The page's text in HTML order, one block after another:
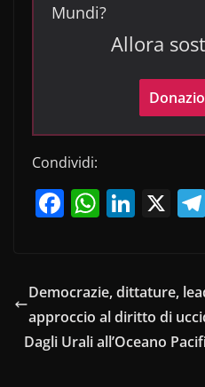
Mundi?
Allora
Condividi:
F
e
b
o
W
s
A
p
Li
e
dI
n
X
Democrazie, dittature,
approccio al diritto di
Dagli Urali all’Oceano